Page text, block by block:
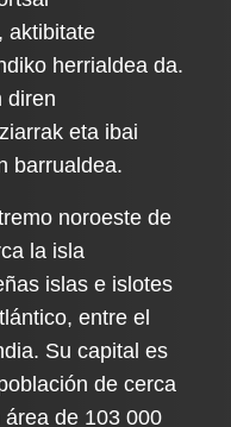
aktibitate
herrialdea da.
diren
eta ibai
barrualdea.
noroeste de
la isla
islas e islotes
entre el
Su capital es
de cerca
de 103 000